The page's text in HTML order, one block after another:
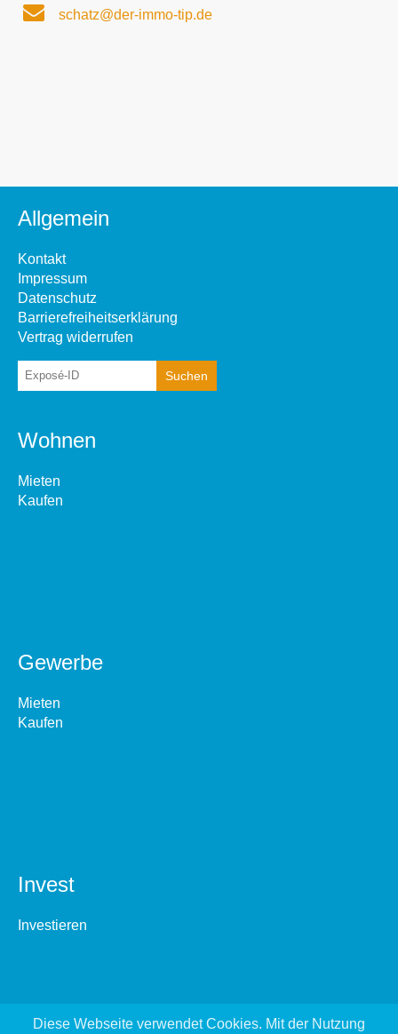
schatz@der-immo-tip.de
Allgemein
Kontakt
Impressum
Datenschutz
Barrierefreiheitserklärung
Vertrag widerrufen
Wohnen
Mieten
Kaufen
Gewerbe
Mieten
Kaufen
Invest
Investieren
Diese Webseite verwendet Cookies. Mit der Nutzung